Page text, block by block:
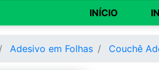
INÍCIO
Adesivo em Folhas Couchê